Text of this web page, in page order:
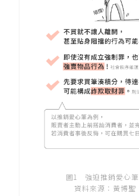
圖1 強迫推銷愛心筆
資料來源：黃博